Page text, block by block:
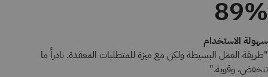
89%
سهولة الاستخدام
"طريقة العمل البسيطة ولكن مع ميزة للمتطلبات المعقدة. نادراً ما
تنخفض، وقوية."